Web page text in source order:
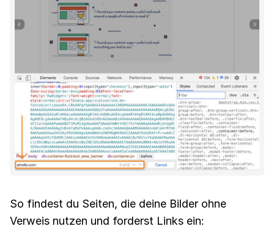
So findest du Seiten, die deine Bilder ohne
Verweis nutzen und forderst Links ein: